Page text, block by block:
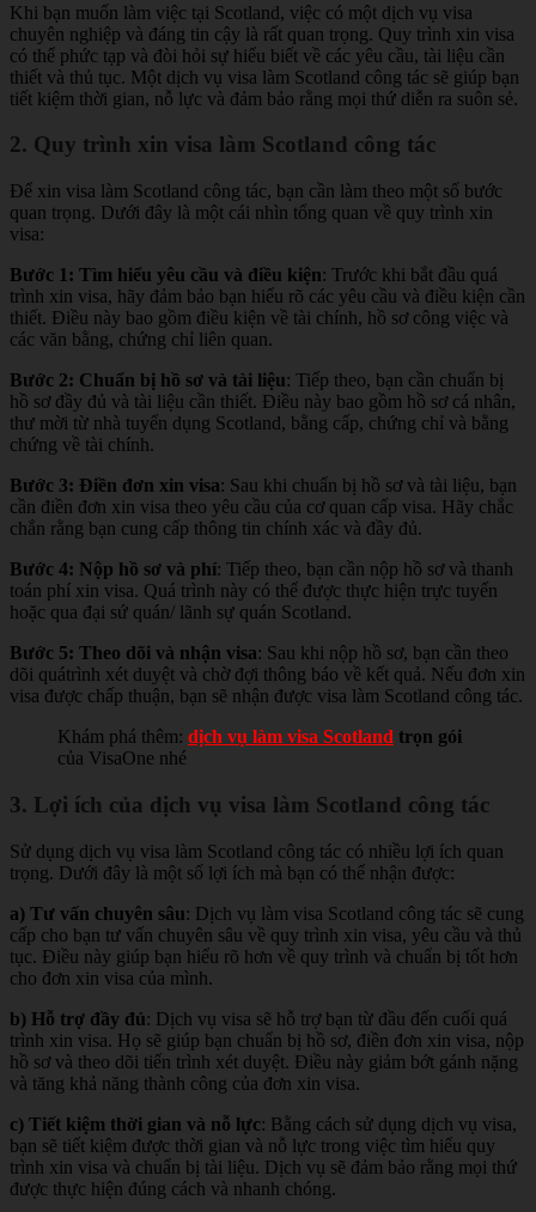
Khi bạn muốn làm việc tại Scotland, việc có một dịch vụ visa
chuyên nghiệp và đáng tin cậy là rất quan trọng. Quy trình xin visa
có thể phức tạp và đòi hỏi sự hiểu biết về các yêu cầu, tài liệu cần
thiết và thủ tục. Một dịch vụ visa làm Scotland công tác sẽ giúp bạn
tiết kiệm thời gian, nỗ lực và đảm bảo rằng mọi thứ diễn ra suôn sẻ.
2. Quy trình xin visa làm Scotland công tác
Để xin visa làm Scotland công tác, bạn cần làm theo một số bước
quan trọng. Dưới đây là một cái nhìn tổng quan về quy trình xin
visa:
Bước 1: Tìm hiểu yêu cầu và điều kiện: Trước khi bắt đầu quá
trình xin visa, hãy đảm bảo bạn hiểu rõ các yêu cầu và điều kiện cần
thiết. Điều này bao gồm điều kiện về tài chính, hồ sơ công việc và
các văn bằng, chứng chỉ liên quan.
Bước 2: Chuẩn bị hồ sơ và tài liệu: Tiếp theo, bạn cần chuẩn bị
hồ sơ đầy đủ và tài liệu cần thiết. Điều này bao gồm hồ sơ cá nhân,
thư mời từ nhà tuyển dụng Scotland, bằng cấp, chứng chỉ và bằng
chứng về tài chính.
Bước 3: Điền đơn xin visa: Sau khi chuẩn bị hồ sơ và tài liệu, bạn
cần điền đơn xin visa theo yêu cầu của cơ quan cấp visa. Hãy chắc
chắn rằng bạn cung cấp thông tin chính xác và đầy đủ.
Bước 4: Nộp hồ sơ và phí: Tiếp theo, bạn cần nộp hồ sơ và thanh
toán phí xin visa. Quá trình này có thể được thực hiện trực tuyến
hoặc qua đại sứ quán/ lãnh sự quán Scotland.
Bước 5: Theo dõi và nhận visa: Sau khi nộp hồ sơ, bạn cần theo
dõi quátrình xét duyệt và chờ đợi thông báo về kết quả. Nếu đơn xin
visa được chấp thuận, bạn sẽ nhận được visa làm Scotland công tác.
Khám phá thêm: dịch vụ làm visa Scotland trọn gói
của VisaOne nhé
3. Lợi ích của dịch vụ visa làm Scotland công tác
Sử dụng dịch vụ visa làm Scotland công tác có nhiều lợi ích quan
trọng. Dưới đây là một số lợi ích mà bạn có thể nhận được:
a) Tư vấn chuyên sâu: Dịch vụ làm visa Scotland công tác sẽ cung
cấp cho bạn tư vấn chuyên sâu về quy trình xin visa, yêu cầu và thủ
tục. Điều này giúp bạn hiểu rõ hơn về quy trình và chuẩn bị tốt hơn
cho đơn xin visa của mình.
b) Hỗ trợ đầy đủ: Dịch vụ visa sẽ hỗ trợ bạn từ đầu đến cuối quá
trình xin visa. Họ sẽ giúp bạn chuẩn bị hồ sơ, điền đơn xin visa, nộp
hồ sơ và theo dõi tiến trình xét duyệt. Điều này giảm bớt gánh nặng
và tăng khả năng thành công của đơn xin visa.
c) Tiết kiệm thời gian và nỗ lực: Bằng cách sử dụng dịch vụ visa,
bạn sẽ tiết kiệm được thời gian và nỗ lực trong việc tìm hiểu quy
trình xin visa và chuẩn bị tài liệu. Dịch vụ sẽ đảm bảo rằng mọi thứ
được thực hiện đúng cách và nhanh chóng.